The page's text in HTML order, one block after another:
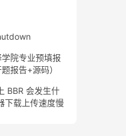
院专业预填报
报告+源码）
BBR 会发生什
下载上传速度慢